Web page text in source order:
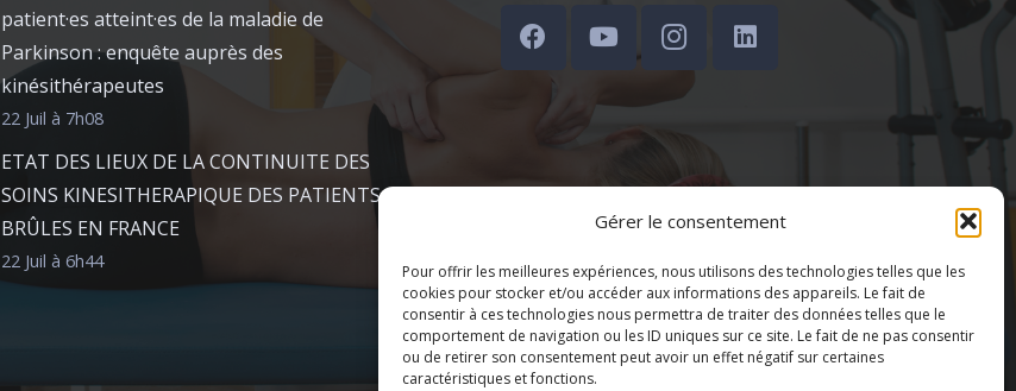
Gérer le consentement
Pour offrir les meilleures expériences, nous utilisons des technologies telles que les
cookies pour stocker et/ou accéder aux informations des appareils. Le fait de
consentir à ces technologies nous permettra de traiter des données telles que le
comportement de navigation ou les ID uniques sur ce site. Le fait de ne pas consentir
ou de retirer son consentement peut avoir un effet négatif sur certaines
caractéristiques et fonctions.
patient·es atteint·es de la maladie de
Parkinson : enquête auprès des
kinésithérapeutes
22 Juil à 7h08
ETAT DES LIEUX DE LA CONTINUITE DES
SOINS KINESITHERAPIQUE DES PATIENTS
BRÛLES EN FRANCE
22 Juil à 6h44